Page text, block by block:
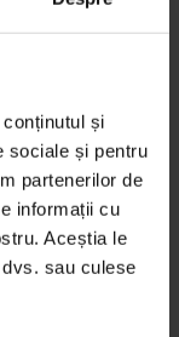
și
sociale și pentru
partenerilor de
informații cu
Aceștia le
sau culese